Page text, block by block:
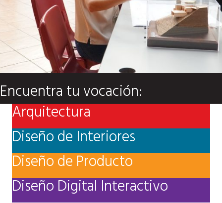
Encuentra tu vocación:
Arquitectura
Diseño de Interiores
Diseño de Producto
Diseño Digital Interactivo